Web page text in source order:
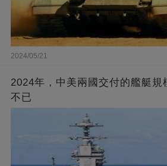
2024/05/21
2024年，中美兩國交付的艦艇規
不已